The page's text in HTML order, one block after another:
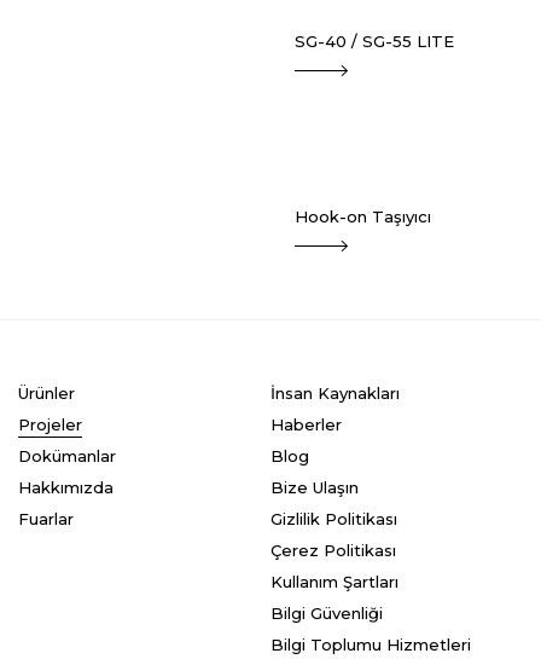
SG-40 / SG-55 LITE
Hook-on Taşıyıcı
Ürünler
Projeler
Dokümanlar
Hakkımızda
Fuarlar
İnsan Kaynakları
Haberler
Blog
Bize Ulaşın
Gizlilik Politikası
Çerez Politikası
Kullanım Şartları
Bilgi Güvenliği
Bilgi Toplumu Hizmetleri